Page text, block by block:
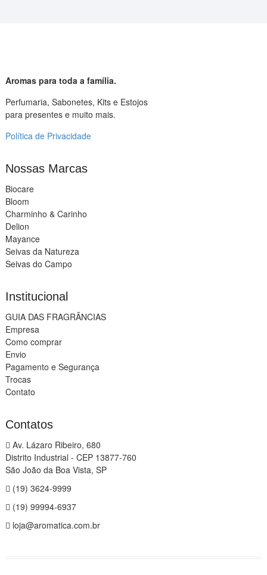
Aromas para toda a família.
Perfumaria, Sabonetes, Kits e Estojos
para presentes e muito mais.
Política de Privacidade
Nossas Marcas
Biocare
Bloom
Charminho & Carinho
Delion
Mayance
Seivas da Natureza
Seivas do Campo
Institucional
GUIA DAS FRAGRÂNCIAS
Empresa
Como comprar
Envio
Pagamento e Segurança
Trocas
Contato
Contatos
Av. Lázaro Ribeiro, 680
Distrito Industrial - CEP 13877-760
São João da Boa Vista, SP
(19) 3624-9999
(19) 99994-6937
loja@aromatica.com.br